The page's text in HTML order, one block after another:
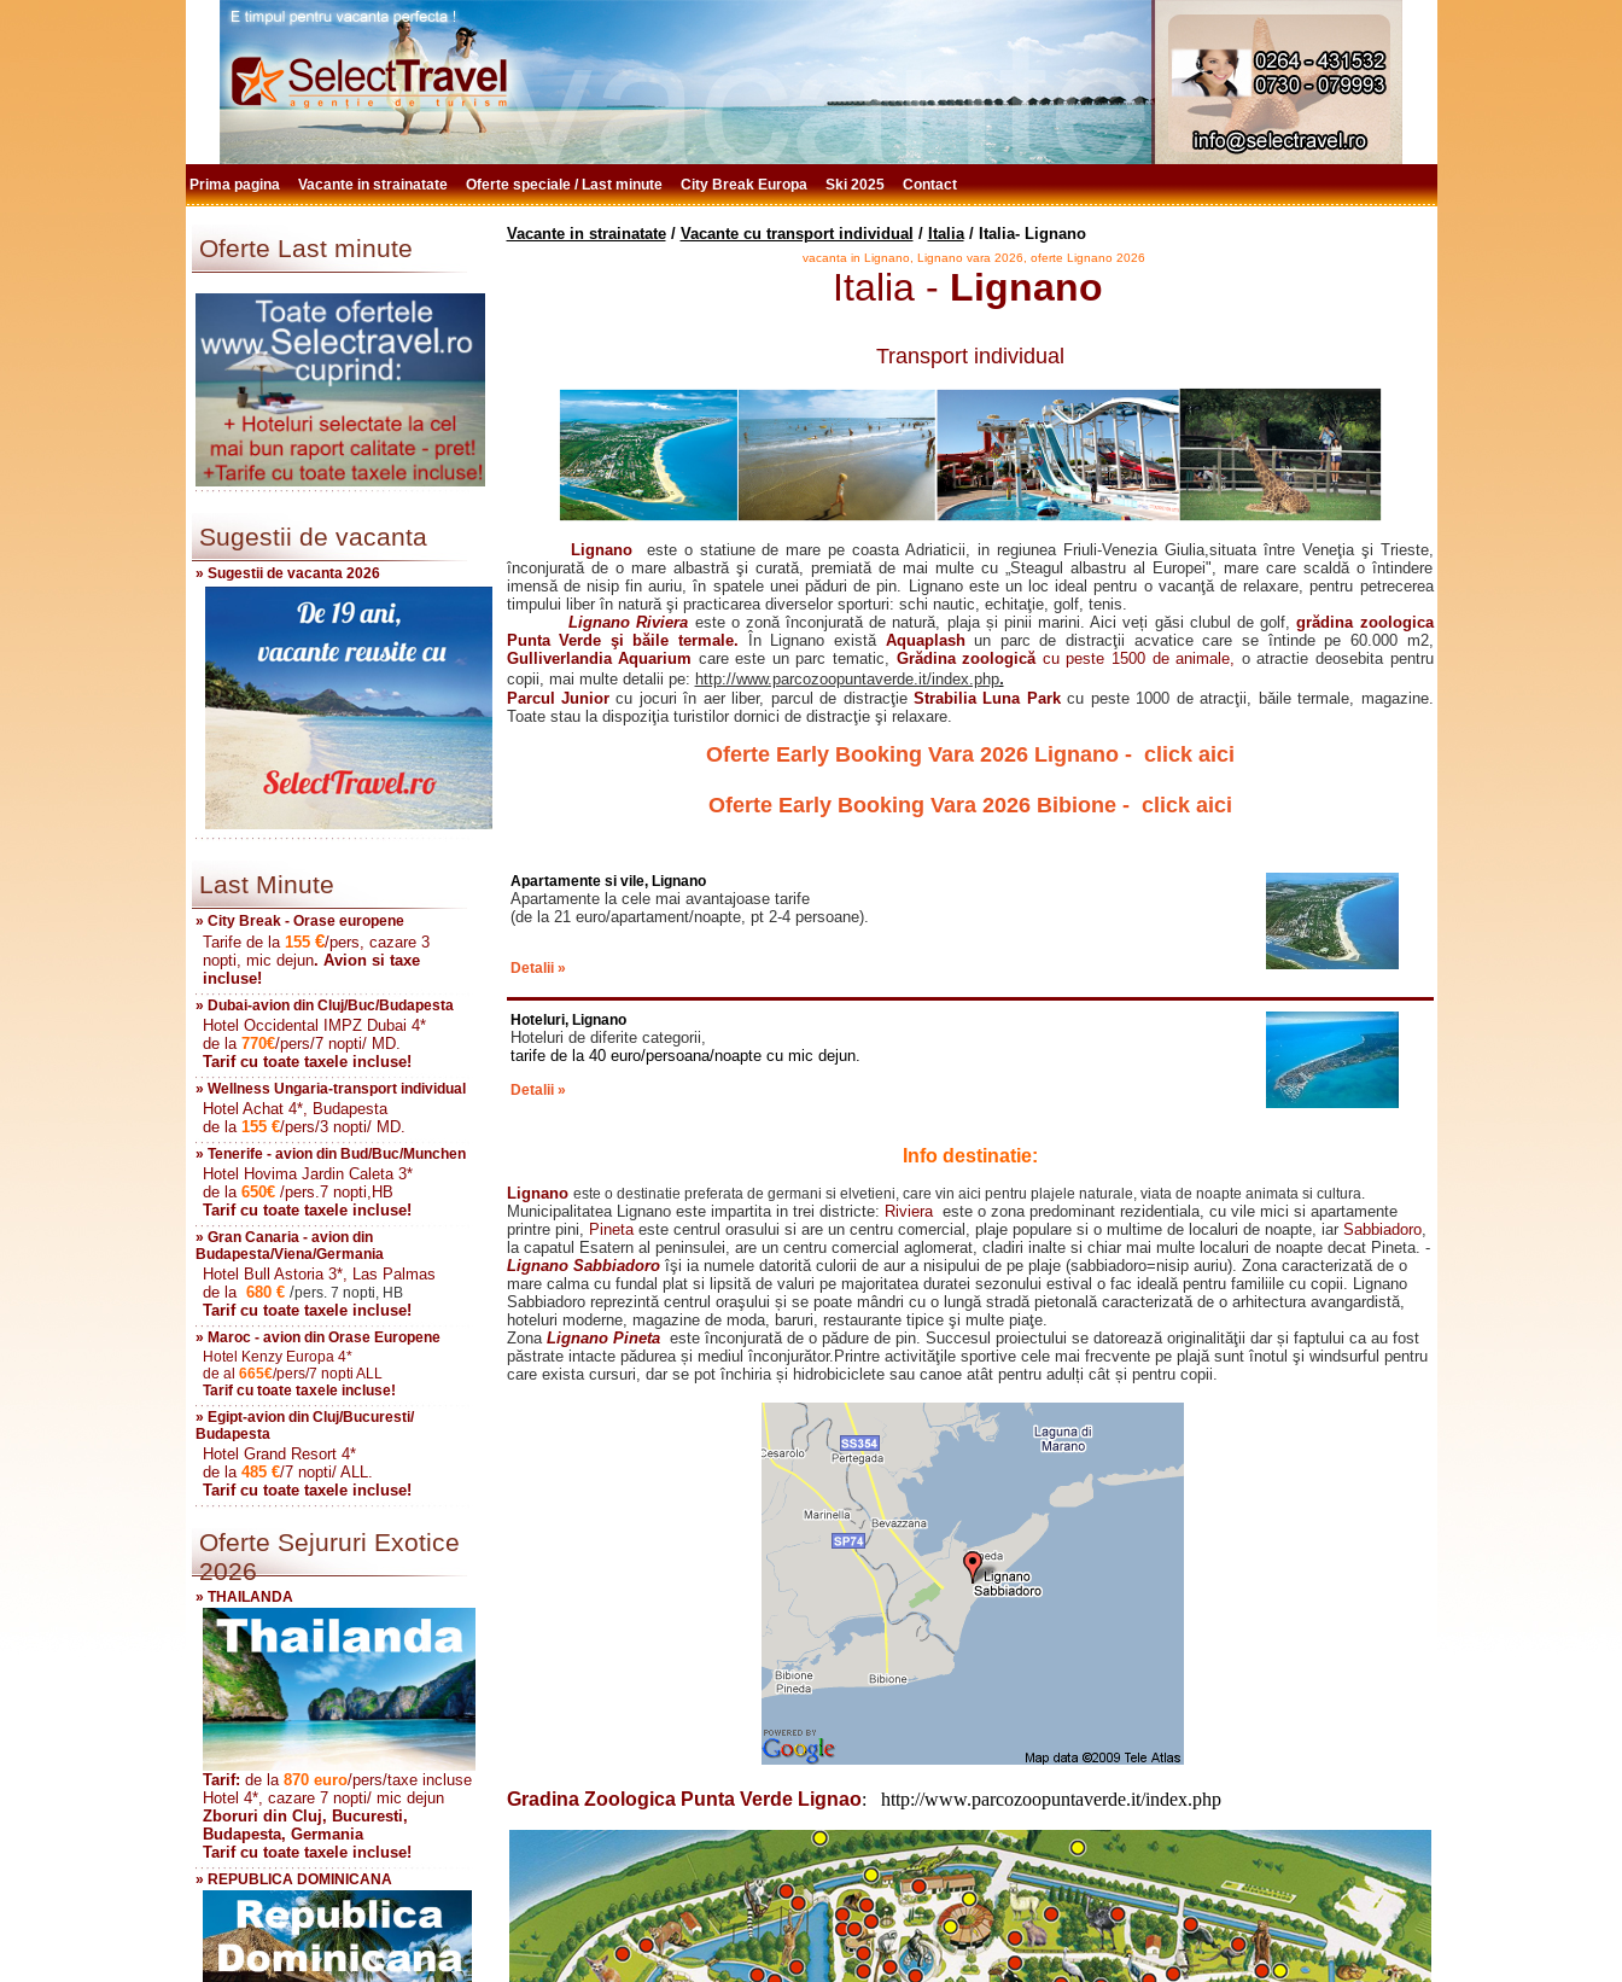
Prima pagina Vacante in strainatate Oferte speciale / Last minute City Break Europa Ski 2025 Contact
Oferte Last minute
Sugestii de vacanta
» Sugestii de vacanta 2026
Last Minute
» City Break - Orase europene
Tarife de la 155 €/pers, cazare 3
nopti, mic dejun. Avion si taxe
incluse!
» Dubai-avion din Cluj/Buc/Budapesta
Hotel Occidental IMPZ Dubai 4*
de la 770€/pers/7 nopti/ MD.
Tarif cu toate taxele incluse!
» Wellness Ungaria-transport individual
Hotel Achat 4*, Budapesta
de la 155 €/pers/3 nopti/ MD.
» Tenerife - avion din Bud/Buc/Munchen
Hotel Hovima Jardin Caleta 3*
de la 650€ /pers.7 nopti,HB
Tarif cu toate taxele incluse!
» Gran Canaria - avion din
Budapesta/Viena/Germania
Hotel Bull Astoria 3*, Las Palmas
de la 680 €/pers. 7 nopti, HB
Tarif cu toate taxele incluse!
» Maroc - avion din Orase Europene
Hotel Kenzy Europa 4*
de al 665€/pers/7 nopti ALL
Tarif cu toate taxele incluse!
» Egipt-avion din Cluj/Bucuresti/
Budapesta
Hotel Grand Resort 4*
de la485 €/7 nopti/ ALL.
Tarif cu toate taxele incluse!
Oferte Sejururi Exotice
2026
» THAILANDA
Tarif: de la 870 euro/pers/taxe incluse
Hotel 4*, cazare 7 nopti/ mic dejun
Zboruri din Cluj, Bucuresti,
Budapesta, Germania
Tarif cu toate taxele incluse!
» REPUBLICA DOMINICANA
Vacante in strainatate/ Vacante cu transport individual / Italia/ Italia- Lignano
vacanta in Lignano, Lignanovara 2026, oferte Lignano2026
Italia - Lignano
Transport individual
Lignano este o statiune de mare pe coasta Adriaticii, in regiunea Friuli-Venezia Giulia,situata între Veneţia şi Trieste,
înconjurată de o mare albastră şi curată, premiată de mai multe cu „Steagul albastru al Europei", mare care scaldă o întindere
imensă de nisip fin auriu, în spatele unei păduri de pin. Lignano este un loc ideal pentru o vacanţă de relaxare, pentru petrecerea
timpului liber în natură şi practicarea diverselor sporturi: schi nautic, echitaţie, golf, tenis.
Lignano Riviera este o zonă înconjurată de natură, plaja și pinii marini. Aici veți găsi clubul de golf,grădina zoologica
Punta Verde şi băile termale.
În Lignano există Aquaplashun parc de distracţii acvatice care se întinde pe 60.000 m2,
GulliverlandiaAquarium care este un parc tematic, Grădina zoologicăcu peste 1500 de animale, o atractie deosebita pentru
copii, mai multe detalii pe: http://www.parcozoopuntaverde.it/index.php.
Parcul Juniorcu jocuri în aer liber, parcul de distracţieStrabilia Luna Parkcu peste 1000 de atracţii, băile termale, magazine.
Toate stau la dispoziţia turistilor dornici de distracţie şi relaxare.
Oferte Early Booking Vara 2026 Lignano - click aici
Oferte Early Booking Vara 2026 Bibione - click aici
Apartamente si vile, Lignano
Apartamente la cele mai avantajoase tarife
(de la 21 euro/apartament/noapte, pt 2-4 persoane).
Detalii »
Hoteluri, Lignano
Hoteluri de diferite categorii,
tarife de la 40 euro/persoana/noapte cu mic dejun.
Detalii »
Info destinatie:
Lignano este o destinatie preferata de germani si elvetieni, care vin aici pentru plajele naturale, viata de noapte animata si cultura.
Municipalitatea Lignano este impartita in trei districte: Riviera este o zona predominant rezidentiala, cu vile mici si apartamente
printre pini, Pinetaeste centrul orasului si are un centru comercial, plaje populare si o multime de localuri de noapte, iar Sabbiadoro,
la capatul Esatern al peninsulei, are un centru comercial aglomerat, cladiri inalte si chiar mai multe localuri de noapte decat Pineta. -
Lignano Sabbiadoroîşi ia numele datorită culorii de aur a nisipului de pe plaje (sabbiadoro=nisip auriu). Zona caracterizată de o
mare calma cu fundal plat si lipsită de valuri pe majoritatea duratei sezonului estival o fac ideală pentru familiile cu copii. Lignano
Sabbiadoro reprezintă centrul oraşului și se poate mândri cu o lungă stradă pietonală caracterizată de o arhitectura avangardistă,
hoteluri moderne, magazine de moda, baruri, restaurante tipice şi multe piaţe.
Zona Lignano Pinetaeste înconjurată de o pădure de pin. Succesul proiectului se datorează originalităţii dar și faptului ca au fost
păstrate intacte pădurea și mediul înconjurător.Printre activităţile sportive cele mai frecvente pe plajă sunt înotul şi windsurful pentru
care exista cursuri, dar se pot închiria și hidrobiciclete sau canoe atât pentru adulți cât și pentru copii.
Gradina Zoologica Punta Verde Lignao: http://www.parcozoopuntaverde.it/index.php